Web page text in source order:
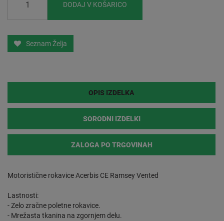
DODAJ V KOŠARICO
Seznam Želja
OPIS IZDELKA
SORODNI IZDELKI
ZALOGA PO TRGOVINAH
Motoristične rokavice Acerbis CE Ramsey Vented
Lastnosti:
- Zelo zračne poletne rokavice.
- Mrežasta tkanina na zgornjem delu.